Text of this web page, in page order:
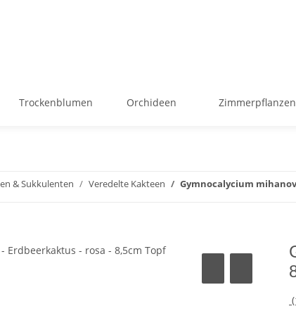
Trockenblumen Orchideen Zimmerpflanzen
& Sukkulenten Veredelte Kakteen Gymnocalycium